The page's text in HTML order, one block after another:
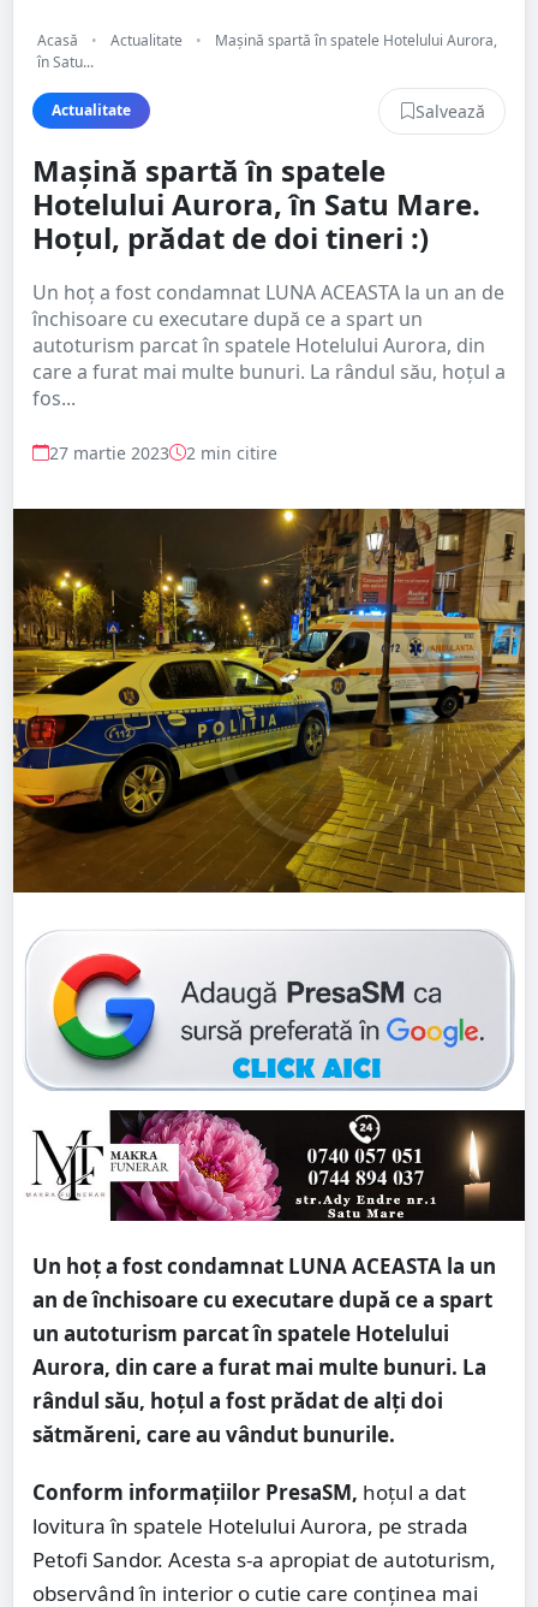
Acasă • Actualitate •
Mașină spartă în spatele Hotelului Aurora,
în Satu...
Actualitate Salvează
Mașină spartă în spatele
Hotelului Aurora, în Satu Mare.
Hoțul, prădat de doi tineri :)
Un hoț a fost condamnat LUNA ACEASTA la un an de
închisoare cu executare după ce a spart un
autoturism parcat în spatele Hotelului Aurora, din
care a furat mai multe bunuri. La rândul său, hoțul a
fos...
27 martie 2023 2 min citire
Un hoț a fost condamnat LUNA ACEASTA la un
an de închisoare cu executare după ce a spart
un autoturism parcat în spatele Hotelului
Aurora, din care a furat mai multe bunuri. La
rândul său, hoțul a fost prădat de alți doi
sătmăreni, care au vândut bunurile.
Conform informațiilor PresaSM, hoțul a dat
lovitura în spatele Hotelului Aurora, pe strada
Petofi Sandor. Acesta s-a apropiat de autoturism,
observând în interior o cutie care conţinea mai